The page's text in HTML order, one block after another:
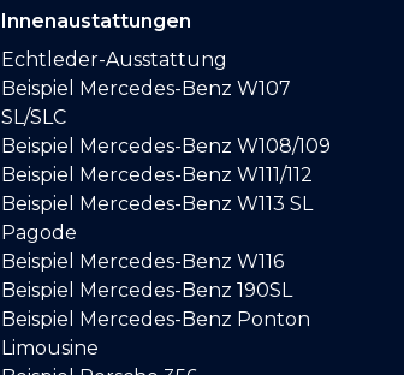
Innenaustattungen
Echtleder-Ausstattung
Beispiel Mercedes-Benz W107
SL/SLC
Beispiel Mercedes-Benz W108/109
Beispiel Mercedes-Benz W111/112
Beispiel Mercedes-Benz W113 SL
Pagode
Beispiel Mercedes-Benz W116
Beispiel Mercedes-Benz 190SL
Beispiel Mercedes-Benz Ponton
Limousine